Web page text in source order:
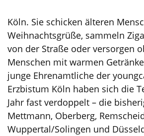
Köln. Sie schicken älteren
Weihnachtsgrüße, sammeln
von der Straße oder versorgen
Menschen mit warmen
junge Ehrenamtliche der
Erzbistum Köln haben sich die
Jahr fast verdoppelt – die
Mettmann, Oberberg,
Wuppertal/Solingen und